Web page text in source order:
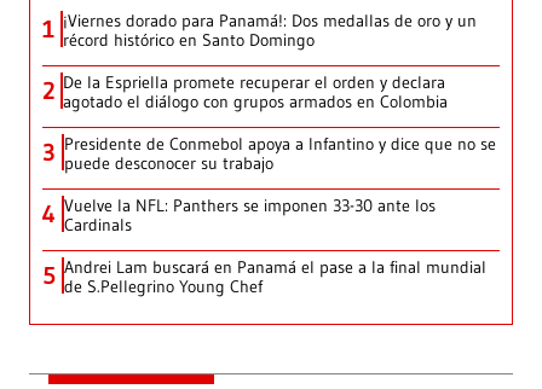
1 ¡Viernes dorado para Panamá!: Dos medallas de oro y un
récord histórico en Santo Domingo
2 De la Espriella promete recuperar el orden y declara
agotado el diálogo con grupos armados en Colombia
3 Presidente de Conmebol apoya a Infantino y dice que no se
puede desconocer su trabajo
4 Vuelve la NFL: Panthers se imponen 33-30 ante los
Cardinals
5 Andrei Lam buscará en Panamá el pase a la final mundial
de S.Pellegrino Young Chef